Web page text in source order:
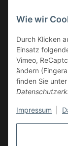
Wie wir
Durch Klicken
Einsatz
Vimeo,
ändern
finden Sie unter
Impressum
Tel.: +49